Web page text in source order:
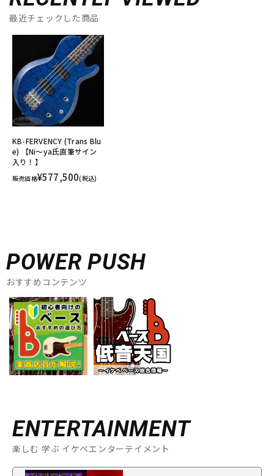
最近チェックした商品
KB-FERVENCY (Trans Blu
e) 【Ni～ya氏直筆サイン
入り！】
販売価格¥577,500(税込)
POWER PUSH
おすすめコンテンツ
ENTERTAINMENT
楽しむ 学ぶ イケベエンターテイメント